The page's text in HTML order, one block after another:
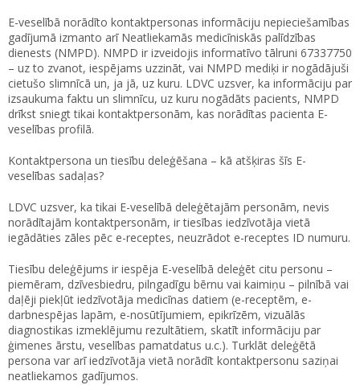
E-veselībā norādīto kontaktpersonas informāciju nepieciešamības
gadījumā izmanto arī Neatliekamās medicīniskās palīdzības
dienests (NMPD). NMPD ir izveidojis informatīvo tālruni 67337750
– uz to zvanot, iespējams uzzināt, vai NMPD mediķi ir nogādājuši
cietušo slimnīcā un, ja jā, uz kuru. LDVC uzsver, ka informāciju par
izsaukuma faktu un slimnīcu, uz kuru nogādāts pacients, NMPD
drīkst sniegt tikai kontaktpersonām, kas norādītas pacienta E-
veselības profilā.
Kontaktpersona un tiesību deleģēšana – kā atšķiras šīs E-
veselības sadaļas?
LDVC uzsver, ka tikai E-veselībā deleģētajām personām, nevis
norādītajām kontaktpersonām, ir tiesības iedzīvotāja vietā
iegādāties zāles pēc e-receptes, neuzrādot e-receptes ID numuru.
Tiesību deleģējums ir iespēja E-veselībā deleģēt citu personu –
piemēram, dzīvesbiedru, pilngadīgu bērnu vai kaimiņu – pilnībā vai
daļēji piekļūt iedzīvotāja medicīnas datiem (e-receptēm, e-
darbnespējas lapām, e-nosūtījumiem, epikrīzēm, vizuālās
diagnostikas izmeklējumu rezultātiem, skatīt informāciju par
ģimenes ārstu, veselības pamatdatus u.c.). Turklāt deleģētā
persona var arī iedzīvotāja vietā norādīt kontaktpersonu saziņai
neatliekamos gadījumos.